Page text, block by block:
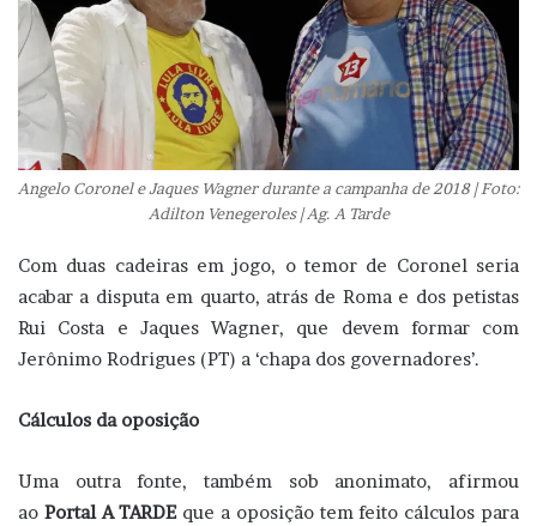
Angelo Coronel e Jaques Wagner durante a campanha de 2018 | Foto:
Adilton Venegeroles | Ag. A Tarde
Com duas cadeiras em jogo, o temor de Coronel seria
acabar a disputa em quarto, atrás de Roma e dos petistas
Rui Costa e Jaques Wagner, que devem formar com
Jerônimo Rodrigues (PT) a ‘chapa dos governadores’.
Cálculos da oposição
Uma outra fonte, também sob anonimato, afirmou
ao Portal A TARDEque a oposição tem feito cálculos para